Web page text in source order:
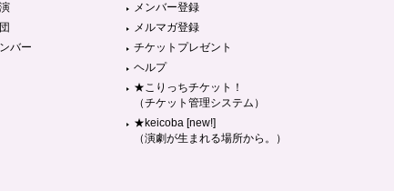
バー
メンバー登録
メルマガ登録
チケットプレゼント
ヘルプ
★こりっちチケット！
（チケット管理システム）
★keicoba [new!]
（演劇が生まれる場所から。）